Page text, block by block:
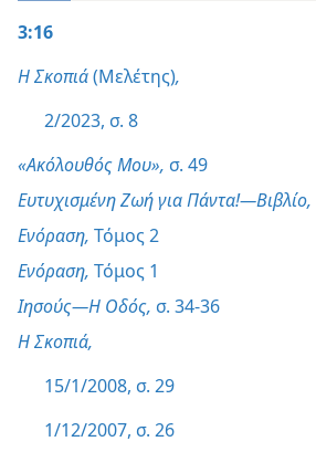
3:16
Η Σκοπιά(Μελέτης),
2/2023, σ. 8
«Ακόλουθός Μου», σ. 49
Ευτυχισμένη Ζωή για Πάντα!—Βιβλίο,
Ενόραση, Τόμος 2
Ενόραση, Τόμος 1
Ιησούς—Η Οδός, σ. 34-36
Η Σκοπιά,
15/1/2008, σ. 29
1/12/2007, σ. 26